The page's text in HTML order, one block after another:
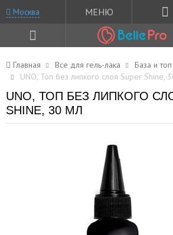
Москва МЕНЮ
Главная Все для гель-лака База и топ
UNO, Топ без липкого слоя Super Shine,
UNO, ТОП БЕЗ ЛИПКОГО
SHINE, 30 МЛ